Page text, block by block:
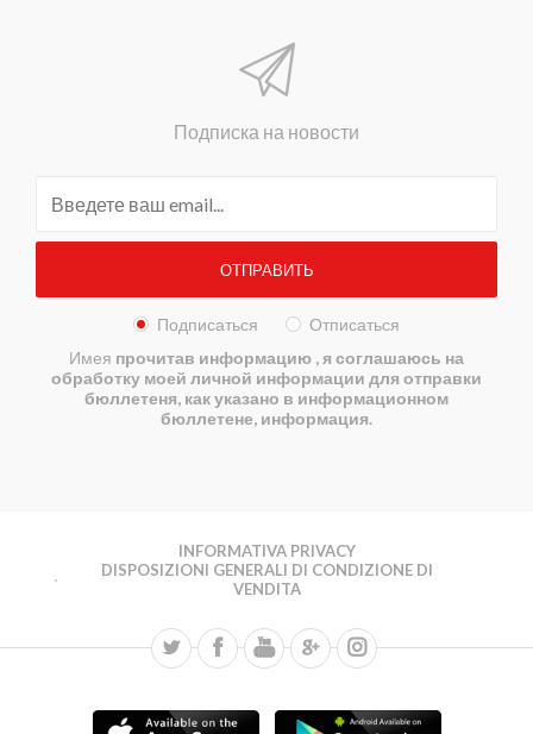
Подписка на новости
Подписаться
Отписаться
Имея прочитав информацию , я соглашаюсь на
обработку моей личной информации для отправки
бюллетеня, как указано в информационном
бюллетене, информация.
INFORMATIVA PRIVACY
DISPOSIZIONI GENERALI DI CONDIZIONE DI
VENDITA